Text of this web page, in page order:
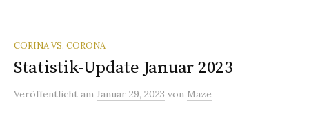
CORINA VS. CORONA
Statistik-Update Januar 2023
Veröffentlicht am Januar 29, 2023 von Maze